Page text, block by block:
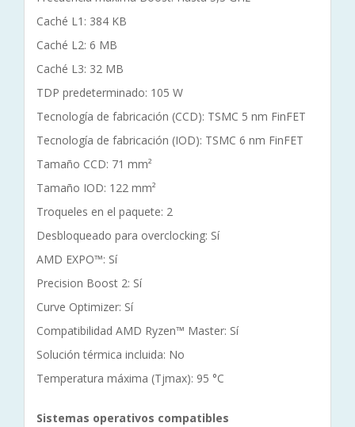
Caché L1: 384 KB
Caché L2: 6 MB
Caché L3: 32 MB
TDP predeterminado: 105 W
Tecnología de fabricación (CCD): TSMC 5 nm FinFET
Tecnología de fabricación (IOD): TSMC 6 nm FinFET
Tamaño CCD: 71 mm²
Tamaño IOD: 122 mm²
Troqueles en el paquete: 2
Desbloqueado para overclocking: Sí
AMD EXPO™: Sí
Precision Boost 2: Sí
Curve Optimizer: Sí
Compatibilidad AMD Ryzen™ Master: Sí
Solución térmica incluida: No
Temperatura máxima (Tjmax): 95 °C
Sistemas operativos compatibles